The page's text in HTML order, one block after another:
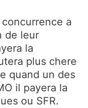
a
de leur
la
plus chere
quand un des
il payera la
ou SFR.